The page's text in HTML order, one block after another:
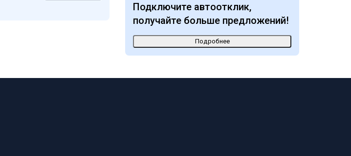
Подключите автоотклик,
получайте больше предложений!
Подробнее